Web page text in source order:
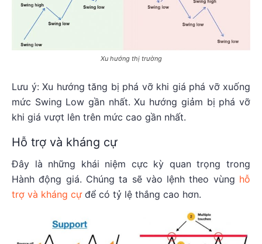
Xu hướng thị trường
Lưu ý: Xu hướng tăng bị phá vỡ khi giá phá vỡ xuống
mức Swing Low gần nhất. Xu hướng giảm bị phá vỡ
khi giá vượt lên trên mức cao gần nhất.
Hỗ trợ và kháng cự
Đây là những khái niệm cực kỳ quan trọng trong
Hành động giá. Chúng ta sẽ vào lệnh theo vùng hỗ
trợ và kháng cựđể có tỷ lệ thắng cao hơn.